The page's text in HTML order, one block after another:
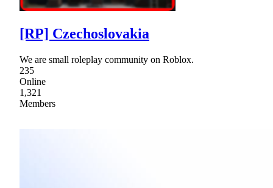
[RP] Czechoslovakia
We are small roleplay community on Roblox.
235
Online
1,321
Members